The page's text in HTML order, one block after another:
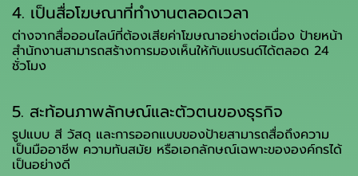
4. เป็นสื่อโฆษณาที่ทำงานตลอดเวลา
ต่างจากสื่อออนไลน์ที่ต้องเสียค่าโฆษณาอย่างต่อเนื่อง ป้ายหน้า
สำนักงานสามารถสร้างการมองเห็นให้กับแบรนด์ได้ตลอด 24
ชั่วโมง
5. สะท้อนภาพลักษณ์และตัวตนของธุรกิจ
รูปแบบ สี วัสดุ และการออกแบบของป้ายสามารถสื่อถึงความ
เป็นมืออาชีพ ความทันสมัย หรือเอกลักษณ์เฉพาะขององค์กรได้
เป็นอย่างดี